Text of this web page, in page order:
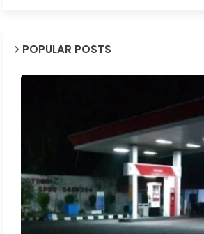
POPULAR POSTS